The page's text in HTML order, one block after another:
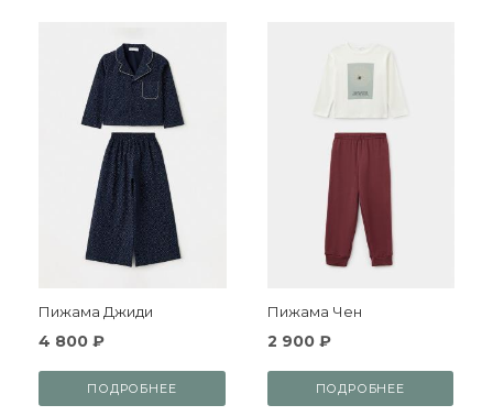
Пижама Джиди
4 800 ₽
ПОДРОБНЕЕ
Пижама Чен
2 900 ₽
ПОДРОБНЕЕ